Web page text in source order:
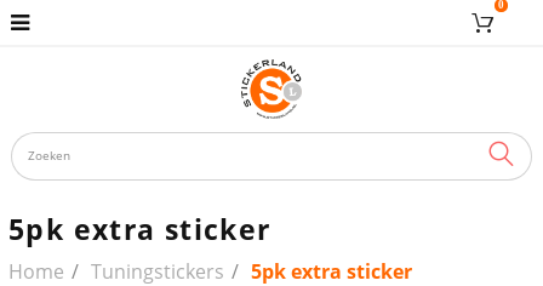
0
5pk extra sticker
Home Tuningstickers 5pk extra sticker